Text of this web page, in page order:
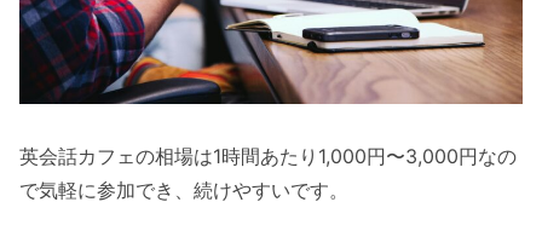
英会話カフェの相場は1時間あたり1,000円〜3,000円なの
で気軽に参加でき、続けやすいです。